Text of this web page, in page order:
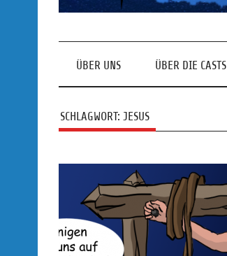
ÜBER UNS ÜBER DIE CASTS
SCHLAGWORT: JESUS